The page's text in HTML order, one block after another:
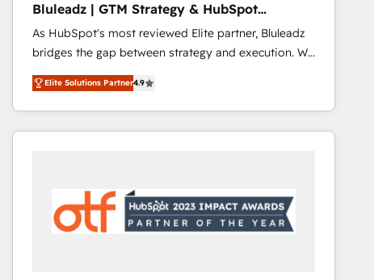
Bluleadz | GTM Strategy & HubSpot
Implementation
As HubSpot's most reviewed Elite partner, Bluleadz
bridges the gap between strategy and execution. We
don't just "set up tools" — we install the GTM
Operating System (GTM OS) to align your leadership
and engineer a portal that drives predictable
revenue velocity. 🚀 GTM Strategy & Alignment
"accelerating a mess." ⚙️ Elite Engineering & AI
Scalable Architecture: Zero-technical-debt setup
across all Hubs, validated by our 7 HubSpot
Elite Solutions Partner4.9